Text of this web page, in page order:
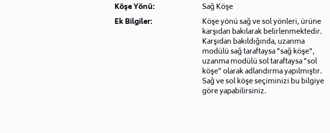
Köşe Yönü:
Sağ Köşe
Ek Bilgiler:
Köşe yönü sağ ve sol yönleri, ürüne
karşıdan bakılarak belirlenmektedir.
Karşıdan bakıldığında, uzanma
modülü sağ taraftaysa "sağ köşe",
uzanma modülü sol taraftaysa "sol
köşe" olarak adlandırma yapılmıştır.
Sağ ve sol köşe seçiminizi bu bilgiye
göre yapabilirsiniz.